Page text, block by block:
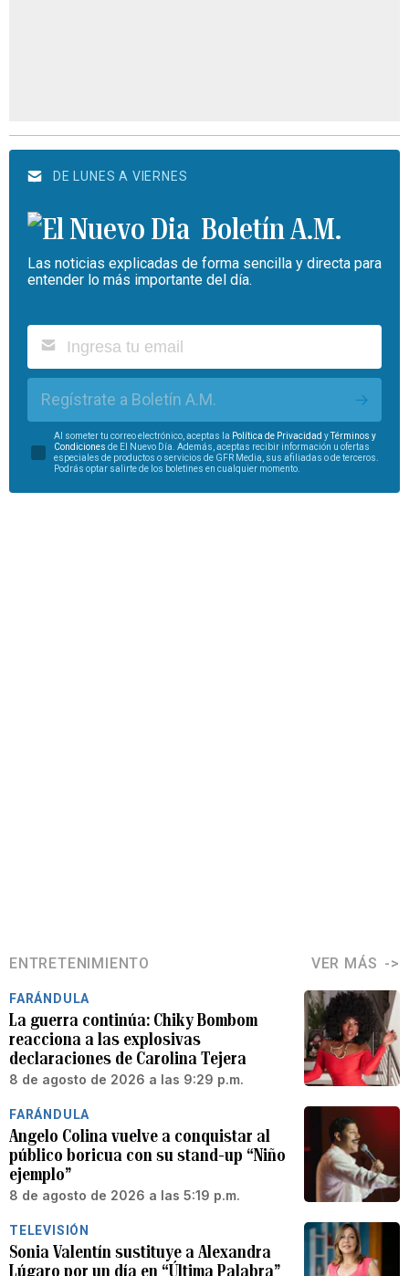
DE LUNES A VIERNES
Boletín A.M.
Las noticias explicadas de forma sencilla y directa para
entender lo más importante del día.
Regístrate a Boletín A.M.
Al someter tu correo electrónico, aceptas la Política de Privacidad yTérminos y
Condiciones de El Nuevo Día. Además, aceptas recibir información u ofertas
especiales de productos o servicios de GFR Media, sus afiliadas o de terceros.
Podrás optar salirte de los boletines en cualquier momento.
ENTRETENIMIENTO VER MÁS
FARÁNDULA
La guerra continúa: Chiky Bombom
reacciona a las explosivas
declaraciones de Carolina Tejera
8 de agosto de 2026 a las 9:29 p.m.
FARÁNDULA
Angelo Colina vuelve a conquistar al
público boricua con su stand-up “Niño
ejemplo”
8 de agosto de 2026 a las 5:19 p.m.
TELEVISIÓN
Sonia Valentín sustituye a Alexandra
Lúgaro por un día en “Última Palabra”